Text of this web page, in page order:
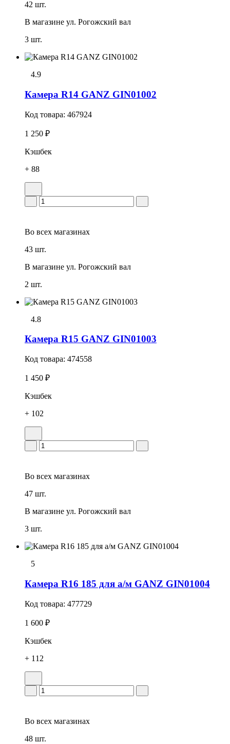
42 шт.
В магазине ул. Рогожский вал
3 шт.
4.9
Камера R14 GANZ GIN01002
Код товара: 467924
1 250 ₽
Кэшбек
+ 88
Во всех магазинах
43 шт.
В магазине ул. Рогожский вал
2 шт.
4.8
Камера R15 GANZ GIN01003
Код товара: 474558
1 450 ₽
Кэшбек
+ 102
Во всех магазинах
47 шт.
В магазине ул. Рогожский вал
3 шт.
5
Камера R16 185 для а/м GANZ GIN01004
Код товара: 477729
1 600 ₽
Кэшбек
+ 112
Во всех магазинах
48 шт.